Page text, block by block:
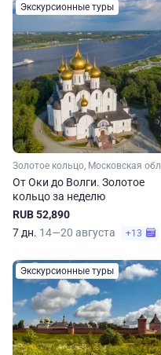
Экскурсионные туры
От Оки до Волги. Золотое
кольцо за неделю
RUB 52,890
7 дн. 14—20 августа +13
Экскурсионные туры